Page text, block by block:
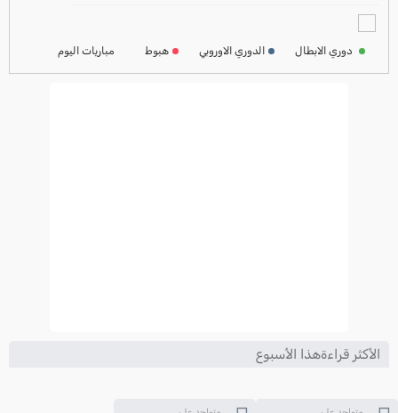
الأكثر قراءةهذا الأسبوع
ترتيب الدوري الايطالي
دوري الابطال الدوري الاوروبي هبوط مباريات اليوم